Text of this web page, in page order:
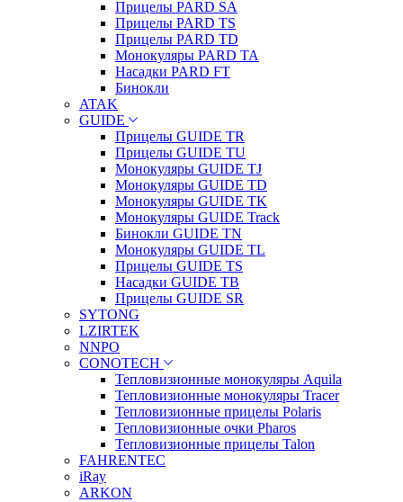
Прицелы PARD SA
Прицелы PARD TS
Прицелы PARD TD
Монокуляры PARD TA
Насадки PARD FT
Бинокли
ATAK
GUIDE
Прицелы GUIDE TR
Прицелы GUIDE TU
Монокуляры GUIDE TJ
Монокуляры GUIDE TD
Монокуляры GUIDE TK
Монокуляры GUIDE Track
Бинокли GUIDE TN
Монокуляры GUIDE TL
Прицелы GUIDE TS
Насадки GUIDE TB
Прицелы GUIDE SR
SYTONG
LZIRTEK
NNPO
CONOTECH
Тепловизионные монокуляры Aquila
Тепловизионные монокуляры Tracer
Тепловизионные прицелы Polaris
Тепловизионные очки Pharos
Тепловизионные прицелы Talon
FAHRENTEC
iRay
ARKON